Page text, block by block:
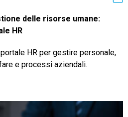
delle risorse umane:
HR
HR per gestire personale,
e processi aziendali.